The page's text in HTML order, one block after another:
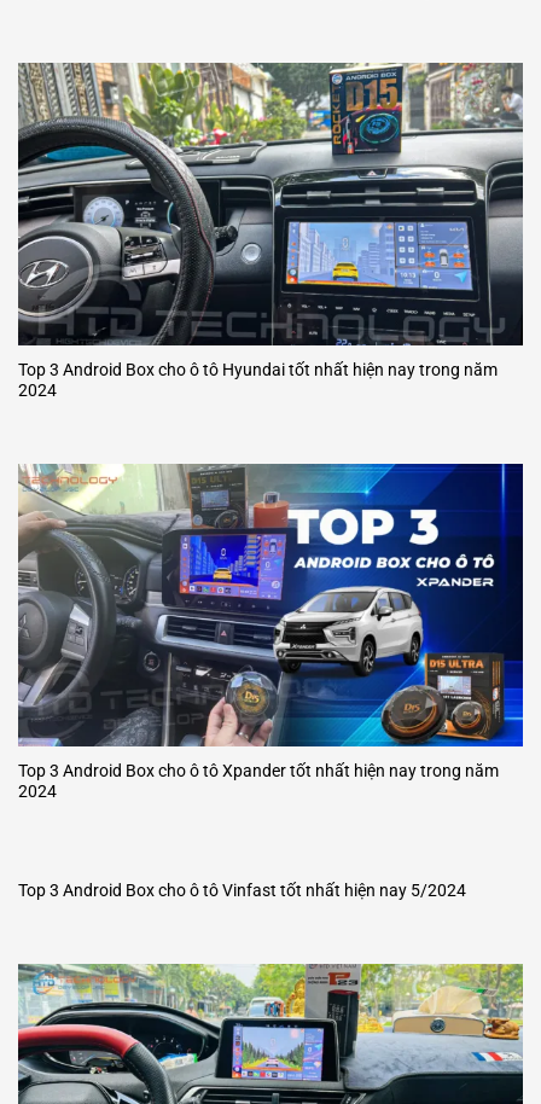
Top 3 Android Box cho ô tô Hyundai tốt nhất hiện nay trong năm
2024
Top 3 Android Box cho ô tô Xpander tốt nhất hiện nay trong năm
2024
Top 3 Android Box cho ô tô Vinfast tốt nhất hiện nay 5/2024